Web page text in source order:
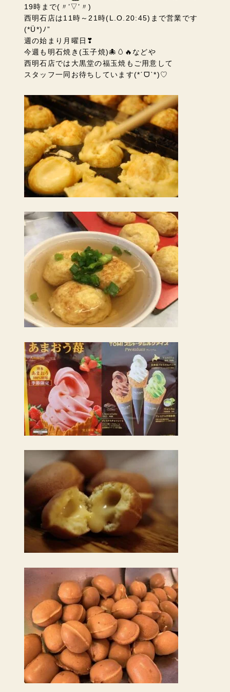
19時まで(〃’▽’〃)
西明石店は11時～21時(L.O.20:45)まで営業です
(*Ü*)ﾉ”
週の始まり月曜日❣
今週も明石焼き(玉子焼)🐙🥚🔥などや
西明石店では大黒堂の福玉焼もご用意して
スタッフ一同お待ちしています(*ˊᗜˋ*)♡